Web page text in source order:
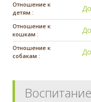
Отношение к
детям :
Отношение к
кошкам :
Отношение к
собакам :
Воспитание